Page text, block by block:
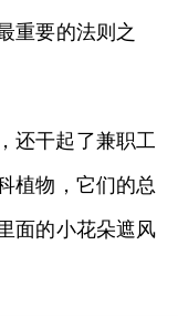
重要的法则之
还干起了兼职工
植物，它们的总
面的小花朵遮风